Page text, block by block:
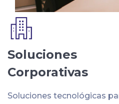
Soluciones
Corporativas
Soluciones tecnológicas